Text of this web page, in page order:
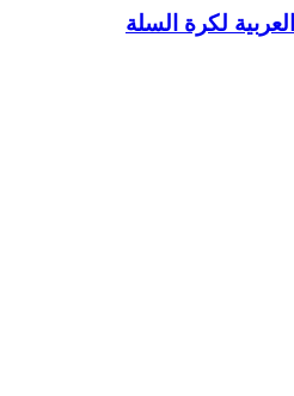
لكرة السلة